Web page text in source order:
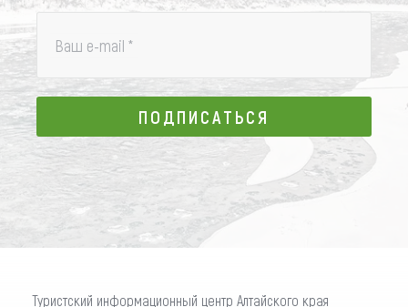
Ваш e-mail *
ПОДПИСАТЬСЯ
ПОДПИСАТЬСЯ
Туристский информационный центр Алтайского края